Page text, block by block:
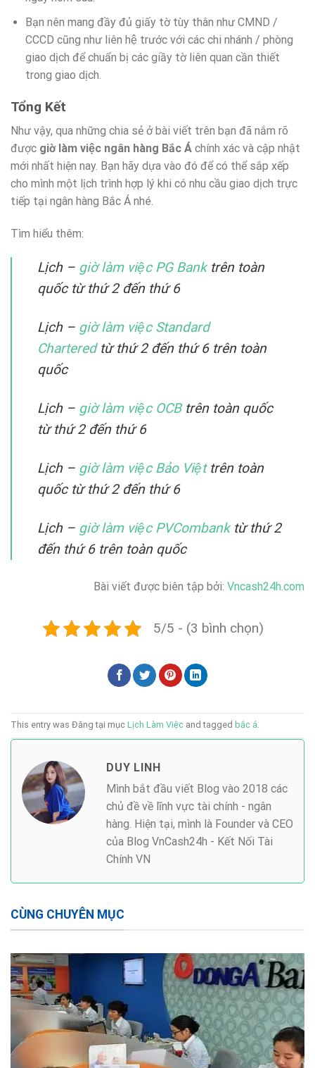
Bạn nên mang đầy đủ giấy tờ tùy thân như CMND /
CCCD cũng như liên hệ trước với các chi nhánh / phòng
giao dịch để chuẩn bị các giầy tờ liên quan cần thiết
trong giao dịch.
Tổng Kết
Như vậy, qua những chia sẻ ở bài viết trên bạn đã nắm rõ
được giờ làm việc ngân hàng Bắc Á chính xác và cập nhật
mới nhất hiện nay. Bạn hãy dựa vào đó để có thể sắp xếp
cho mình một lịch trình hợp lý khi có nhu cầu giao dịch trực
tiếp tại ngân hàng Bắc Á nhé.
Tìm hiểu thêm:
Lịch – giờ làm việc PG Banktrên toàn
quốc từ thứ 2 đến thứ 6
Lịch – giờ làm việc Standard
Charteredtừ thứ 2 đến thứ 6 trên toàn
quốc
Lịch – giờ làm việc OCBtrên toàn quốc
từ thứ 2 đến thứ 6
Lịch – giờ làm việc Bảo Việttrên toàn
quốc từ thứ 2 đến thứ 6
Lịch – giờ làm việc PVCombanktừ thứ 2
đến thứ 6 trên toàn quốc
Bài viết được biên tập bởi: Vncash24h.com
5/5 - (3 bình chọn)
This entry was Đăng tại mục Lịch Làm Việc and tagged bắc á.
DUY LINH
Mình bắt đầu viết Blog vào 2018 các
chủ đề về lĩnh vực tài chính - ngân
hàng. Hiện tại, mình là Founder và CEO
của Blog VnCash24h - Kết Nối Tài
Chính VN
CÙNG CHUYÊN MỤC